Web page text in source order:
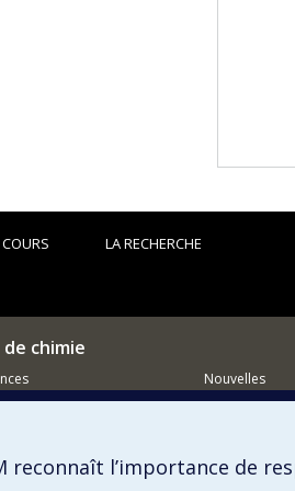
LA RECHERCHE
chimie
Lavoie-Roux
Nouvelles
reconnaît l’importance de